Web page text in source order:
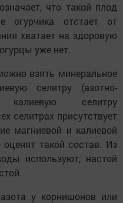
что такой плод
огурчика отстает от
хватает на здоровую
уже нет.
взять минеральное
селитру (азотно-
калиевую селитру
селитрах присутствует
магниевой и калиевой
такой состав. Из
используют, настой
у корнишонов или